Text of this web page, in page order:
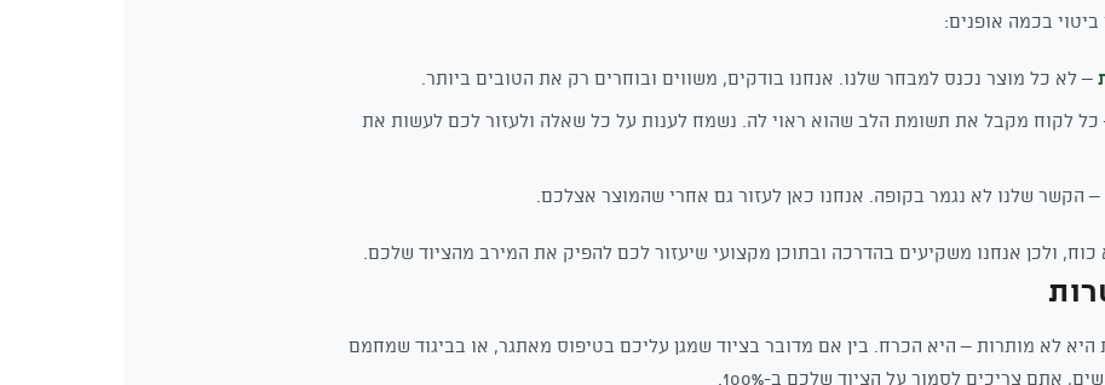
בכמה אופנים:
– לא כל מוצר נכנס למבחר שלנו. אנחנו בודקים, משווים ובוחרים רק את הטובים ביותר.
כל לקוח מקבל את תשומת הלב שהוא ראוי לה. נשמח לענות על כל שאלה ולעזור לכם לעשות את
– הקשר שלנו לא נגמר בקופה. אנחנו כאן לעזור גם אחרי שהמוצר אצלכם.
כוח, ולכן אנחנו משקיעים בהדרכה ובתוכן מקצועי שיעזור לכם להפיק את המירב מהציוד שלכם.
לא מותרות – היא הכרח. בין אם מדובר בציוד שמגן עליכם בטיפוס מאתגר, או בביגוד שמחמם
אתם צריכים לסמוך על הציוד שלכם ב-100%.